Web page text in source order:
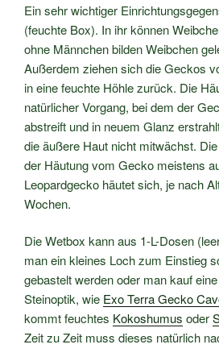
Ein sehr wichtiger
(feuchte Box). In ihr können
ohne Männchen bilden Weibchen
Außerdem ziehen sich die Geckos
in eine feuchte Höhle zurück. Die
natürlicher Vorgang, bei dem der
abstreift und in neuem Glanz
die äußere Haut nicht mitwächst.
der Häutung vom Gecko meistens
Leopardgecko häutet sich, je nach
Wochen.
Die Wetbox kann aus 1-L-Dosen
man ein kleines Loch zum Einstieg
gebastelt werden oder man kauf
Steinoptik, wie Exo Terra Gecko
kommt feuchtes Kokoshumus oder
Zeit zu Zeit muss dieses natürlich